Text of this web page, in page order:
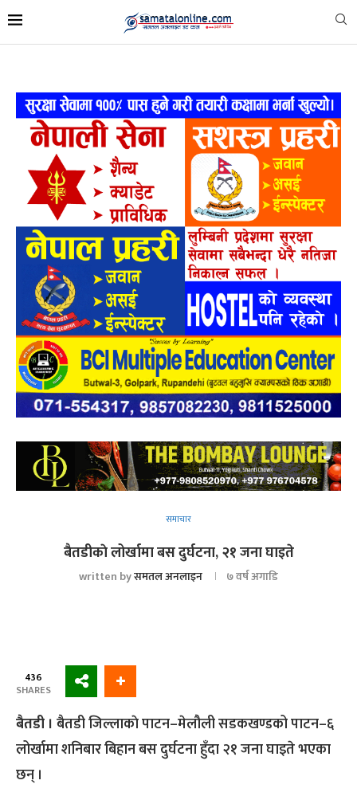
समाचार
बैतडीकाे लोर्खामा बस दुर्घटना, २१ जना घाइते
written byसमतल अनलाइन ७ वर्ष अगाडि
436
SHARES
बैतडी । बैतडी जिल्लाकाे पाटन–मेलौली सडकखण्डको पाटन–६
लोर्खामा शनिबार बिहान बस दुर्घटना हुँदा २१ जना घाइते भएका
छन् ।